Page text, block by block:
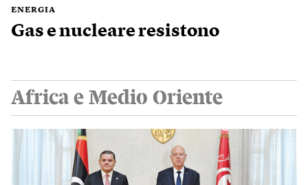
ENERGIA
Gas e nucleare resistono
Africa e Medio Oriente